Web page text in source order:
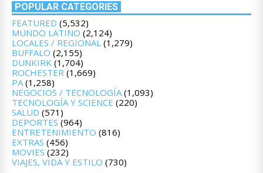
POPULAR CATEGORIES
FEATURED (5,532)
MUNDO LATINO (2,124)
LOCALES / REGIONAL (1,279)
BUFFALO (2,155)
DUNKIRK (1,704)
ROCHESTER (1,669)
PA (1,258)
NEGOCIOS / TECNOLOGÍA (1,093)
TECNOLOGÍA Y SCIENCE (220)
SALUD (571)
DEPORTES (964)
ENTRETENIMIENTO (816)
EXTRAS (456)
MOVIES (232)
VIAJES, VIDA Y ESTILO (730)